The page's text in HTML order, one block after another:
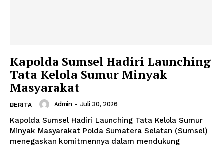
Kapolda Sumsel Hadiri Launching
Tata Kelola Sumur Minyak
Masyarakat
BERITA Admin - Juli 30, 2026
Kapolda Sumsel Hadiri Launching Tata Kelola Sumur
Minyak Masyarakat Polda Sumatera Selatan (Sumsel)
menegaskan komitmennya dalam mendukung